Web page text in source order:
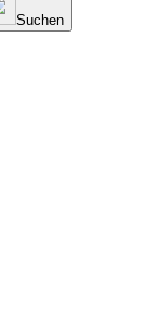
Suchen